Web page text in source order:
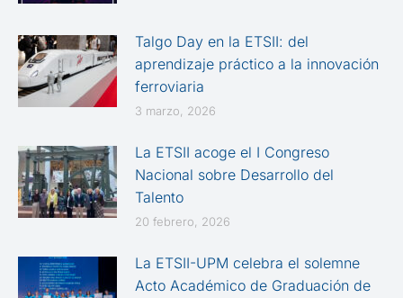
Talgo Day en la ETSII: del
aprendizaje práctico a la innovación
ferroviaria
3 marzo, 2026
La ETSII acoge el I Congreso
Nacional sobre Desarrollo del
Talento
20 febrero, 2026
La ETSII-UPM celebra el solemne
Acto Académico de Graduación de